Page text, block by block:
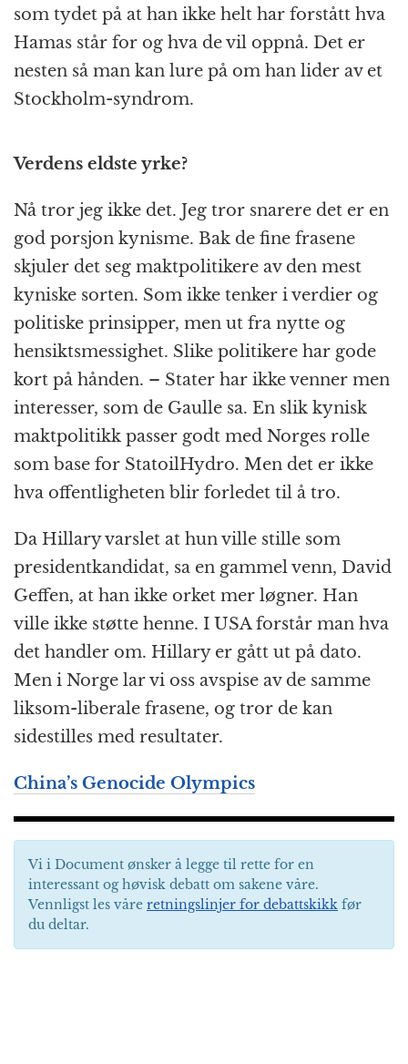
som tydet på at han ikke helt har forstått hva
Hamas står for og hva de vil oppnå. Det er
nesten så man kan lure på om han lider av et
Stockholm-syndrom.
Verdens eldste yrke?
Nå tror jeg ikke det. Jeg tror snarere det er en
god porsjon kynisme. Bak de fine frasene
skjuler det seg maktpolitikere av den mest
kyniske sorten. Som ikke tenker i verdier og
politiske prinsipper, men ut fra nytte og
hensiktsmessighet. Slike politikere har gode
kort på hånden. – Stater har ikke venner men
interesser, som de Gaulle sa. En slik kynisk
maktpolitikk passer godt med Norges rolle
som base for StatoilHydro. Men det er ikke
hva offentligheten blir forledet til å tro.
Da Hillary varslet at hun ville stille som
presidentkandidat, sa en gammel venn, David
Geffen, at han ikke orket mer løgner. Han
ville ikke støtte henne. I USA forstår man hva
det handler om. Hillary er gått ut på dato.
Men i Norge lar vi oss avspise av de samme
liksom-liberale frasene, og tror de kan
sidestilles med resultater.
China’s Genocide Olympics
Vi i Document ønsker å legge til rette for en
interessant og høvisk debatt om sakene våre.
Vennligst les våre retningslinjer for debattskikk før
du deltar.